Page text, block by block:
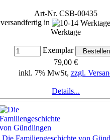
Art-Nr. CSB-00435
versandfertig in
Werktage
Exemplar
79,00 €
inkl. 7% MwSt, zzgl.
Details...
Die Familiengeschichte von